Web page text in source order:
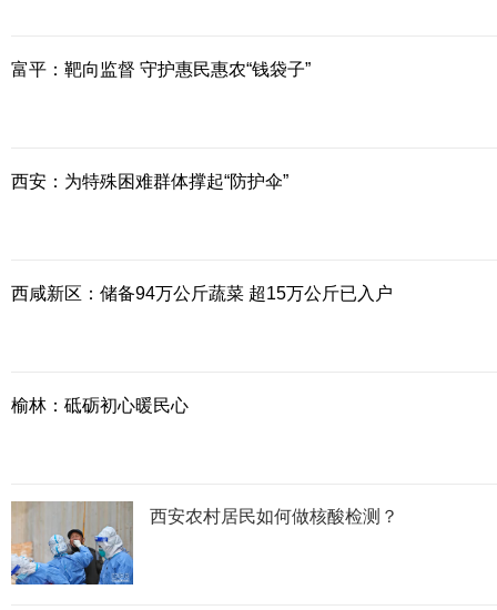
富平：靶向监督 守护惠民惠农“钱袋子”
西安：为特殊困难群体撑起“防护伞”
西咸新区：储备94万公斤蔬菜 超15万公斤已入户
榆林：砥砺初心暖民心
西安农村居民如何做核酸检测？